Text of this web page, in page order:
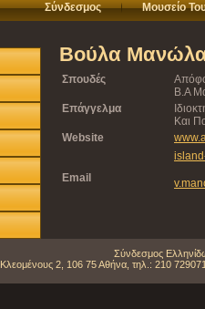
Σύνδεσμος Μουσείο
Βούλα
Σπουδές
Β.Α
Επάγγελμα
Και
Website
Email
Σύνδεσμος
Κλεομένους 2, 106 75 Αθήνα, τηλ.: 210